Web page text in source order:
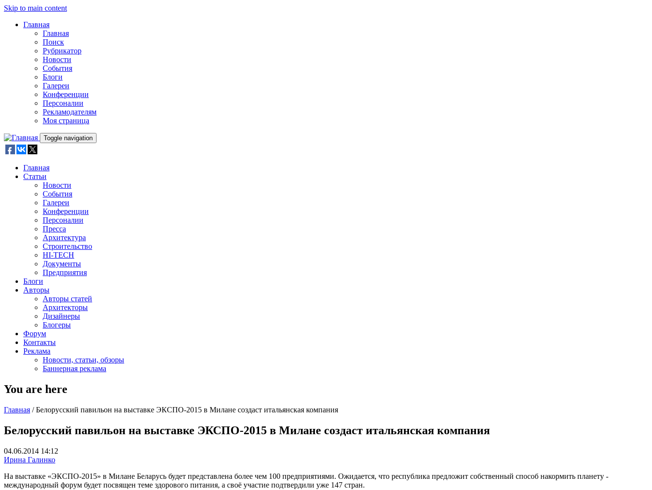
Skip to main content
Главная
Главная
Поиск
Рубрикатор
Новости
События
Блоги
Галереи
Конференции
Персоналии
Рекламодателям
Моя страница
Toggle navigation
Главная
Статьи
Новости
События
Галереи
Конференции
Персоналии
Пресса
Архитектура
Строительство
HI-TECH
Документы
Предприятия
Блоги
Авторы
Авторы статей
Архитекторы
Дизайнеры
Блогеры
Форум
Контакты
Реклама
Новости, статьи, обзоры
Баннерная реклама
You are here
Главная / Белорусский павильон на выставке ЭКСПО-2015 в Милане создаст итальянская компания
Белорусский павильон на выставке ЭКСПО-2015 в Милане создаст итальянская компания
04.06.2014 14:12
Ирина Галинко
На выставке «ЭКСПО-2015» в Милане Беларусь будет представлена более чем 100 предприятиями. Ожидается, что республика предложит собственный способ накормить планету -
международный форум будет посвящен теме здорового питания, а своё участие подтвердили уже 147 стран.